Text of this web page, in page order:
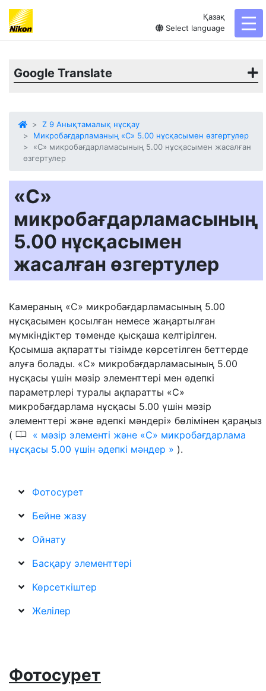
Қазақ
Select language
Google Translate
Z 9 Анықтамалық нұсқау
Микробағдарламаның «C» 5.00 нұсқасымен өзгертулер
«C» микробағдарламасының 5.00 нұсқасымен жасалған
өзгертулер
«C»
микробағдарламасының
5.00 нұсқасымен
жасалған өзгертулер
Камераның «C» микробағдарламасының 5.00
нұсқасымен қосылған немесе жаңартылған
мүмкіндіктер төменде қысқаша келтірілген.
Қосымша ақпаратты тізімде көрсетілген беттерде
алуға болады. «C» микробағдарламасының 5.00
нұсқасы үшін мәзір элементтері мен әдепкі
параметрлері туралы ақпаратты «C»
микробағдарлама нұсқасы 5.00 үшін мәзір
элементтері және әдепкі мәндері» бөлімінен қараңыз
( 0
мәзір элементі және «C» микробағдарлама
нұсқасы 5.00 үшін әдепкі мәндер
).
Фотосурет
Бейне жазу
Ойнату
Басқару элементтері
Көрсеткіштер
Желілер
Фотосурет